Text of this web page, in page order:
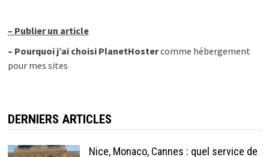
– Publier un article
– Pourquoi j’ai choisi PlanetHostercomme hébergement
pour mes sites
DERNIERS ARTICLES
Nice, Monaco, Cannes : quel service de